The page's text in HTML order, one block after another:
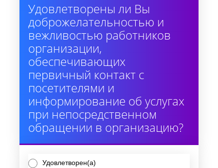
Удовлетворены ли Вы
доброжелательностью и
вежливостью работников
организации,
обеспечивающих
первичный контакт с
посетителями и
информирование об услугах
при непосредственном
обращении в организацию?
Удовлетворен(а)